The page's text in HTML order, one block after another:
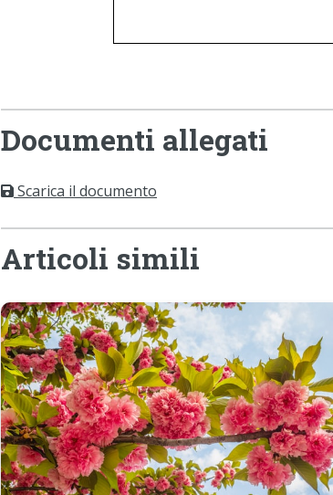
Documenti allegati
Scarica il documento
Articoli simili